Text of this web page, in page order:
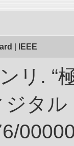
IEEE
リ. “
タ